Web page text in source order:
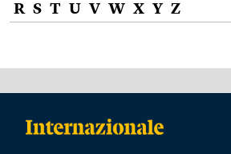
R S T U V W X Y Z